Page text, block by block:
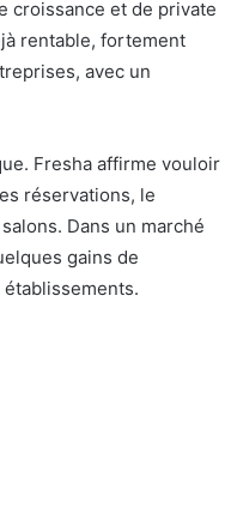
croissance et de private
rentable, fortement
avec un
Fresha affirme vouloir
réservations, le
Dans un marché
gains de